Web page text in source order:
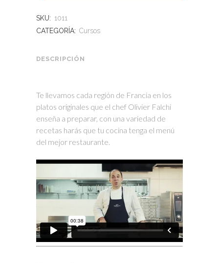
SKU: 1011
CATEGORÍA: Cursos
DESCRIPCIÓN
Te llevamos cada región de Francia en los
platos originales que el chef Olivier Falchi
enseña a preparar, con una variedad de
recetas harás que tu cocina tenga el menú
del mejor restaurante.